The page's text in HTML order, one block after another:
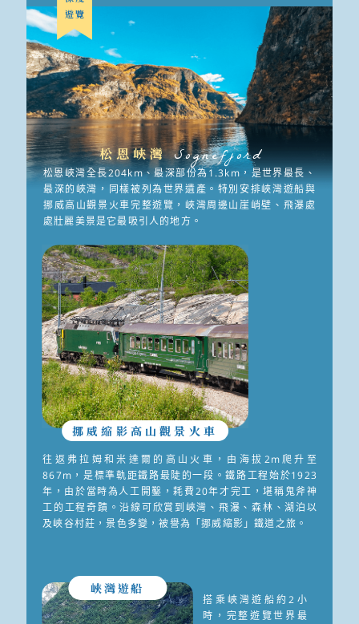
遊覽
松恩峽灣Sognefjord
松恩峽灣全長204km、最深部份為1.3km，是世界最長、
最深的峽灣，同樣被列為世界遺產。特別安排峽灣遊船與
挪威高山觀景火車完整遊覽，峽灣周邊山崖峭壁、飛瀑處
處壯麗美景是它最吸引人的地方。
挪威縮影高山觀景火車
往返弗拉姆和米達爾的高山火車，由海拔2m爬升至
867m，是標準軌距鐵路最陡的一段。鐵路工程始於1923
年，由於當時為人工開鑿，耗費20年才完工，堪稱鬼斧神
工的工程奇蹟。沿線可欣賞到峽灣、飛瀑、森林、湖泊以
及峽谷村莊，景色多變，被譽為「挪威縮影」鐵道之旅。
峽灣遊船
搭乘峽灣遊船約2小
時，完整遊覽世界最